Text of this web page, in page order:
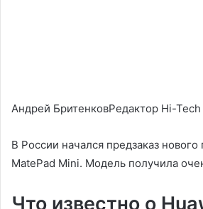
Андрей БритенковРедактор Hi-Tech
В России начался предзаказ
MatePad Mini. Модель получила
Что известно о